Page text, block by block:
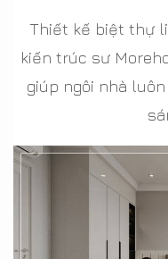
Thiết kế biệt thự
kiến trúc sư
giúp ngôi nhà